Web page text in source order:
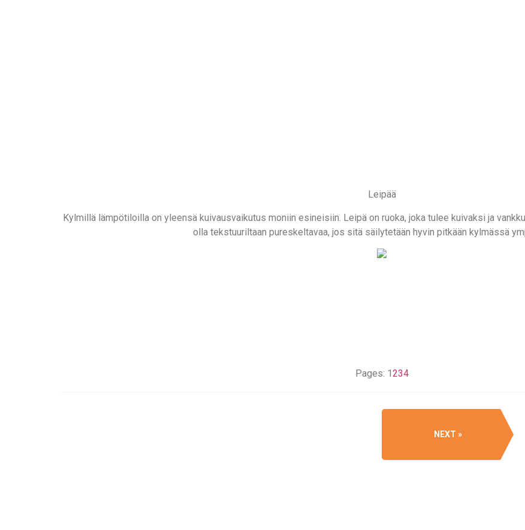
Leipää
Kylmillä lämpötiloilla on yleensä kuivausvaikutus moniin esineisiin. Leipä on ruoka, joka tulee kuivaksi ja
olla tekstuuriltaan pureskeltavaa, jos sitä säilytetään hyvin pitkään kylmässä
Pages: 1234
NEXT